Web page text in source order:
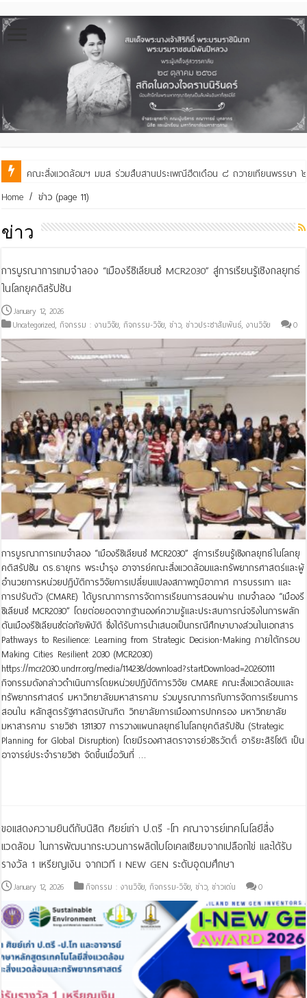
คณะสิ่งแวดล้อมฯ มมส ร่วมสืบสานประเพณีฮีตเดือน ๘ ถวายเทียนพรรษา ๒
Home / ข่าว (page 11)
ข่าว
การบูรณาการเกมจำลอง “เมืองรีซิเลียนซ์ MCR2030” สู่การเรียนรู้เชิงกลยุทธ์
ในโลกยุคดิสรัปชัน
January 12, 2026
Uncategorized,กิจกรรม : งานวิจัย,กิจกรรม-วิจัย,ข่าว,ข่าวประชาสัมพันธ์,งานวิจัย 0
การบูรณาการเกมจำลอง “เมืองรีซิเลียนซ์ MCR2030” สู่การเรียนรู้เชิงกลยุทธ์ในโลกยุ
คดิสรัปชัน ดร.ธายุกร พระบำรุง อาจารย์คณะสิ่งแวดล้อมและทรัพยากรศาสตร์และผู้
อำนวยการหน่วยปฏิบัติการวิจัยการเปลี่ยนแปลงสภาพภูมิอากาศ การบรรเทา และ
การปรับตัว (CMARE) ได้บูรณาการการจัดการเรียนการสอนผ่าน เกมจำลอง “เมืองรี
ซิเลียนซ์ MCR2030” โดยต่อยอดจากฐานองค์ความรู้และประสบการณ์จริงในการผลัก
ดันเมืองรีซิเลียนซ์ต่อภัยพิบัติ ซึ่งได้รับการนำเสนอเป็นกรณีศึกษาบางส่วนในเอกสาร
Pathways to Resilience: Learning from Strategic Decision-Making ภายใต้กรอบ
Making Cities Resilient 2030 (MCR2030)
https://mcr2030.undrr.org/media/114238/download?startDownload=20260111
กิจกรรมดังกล่าวดำเนินการโดยหน่วยปฏิบัติการวิจัย CMARE คณะสิ่งแวดล้อมและ
ทรัพยากรศาสตร์ มหาวิทยาลัยมหาสารคาม ร่วมบูรณาการกับการจัดการเรียนการ
สอนใน หลักสูตรรัฐศาสตรบัณฑิต วิทยาลัยการเมืองการปกครอง มหาวิทยาลัย
มหาสารคาม รายวิชา 1311307 การวางแผนกลยุทธ์ในโลกยุคดิสรัปชัน (Strategic
Planning for Global Disruption) โดยมีรองศาสตราจารย์วชิรวัตติ์ อาริยะสิริโชติ เป็น
อาจารย์ประจำรายวิชา จัดขึ้นเมื่อวันที่ …
ขอแสดงความยินดีกับนิสิต ศิยย์เก่า ป.ตรี -โท คณาจารย์เทคโนโลยีสิ่ง
แวดล้อม ในการพัฒนากระบวนการผลิตไบโอเคลเซียมจากเปลือกไข่ และได้รับ
รางวัล 1 เหรียญเงิน จากเวที I NEW GEN ระดับอุดมศึกษา
January 12, 2026 กิจกรรม : งานวิจัย,กิจกรรม-วิจัย,ข่าว,ข่าวเด่น 0